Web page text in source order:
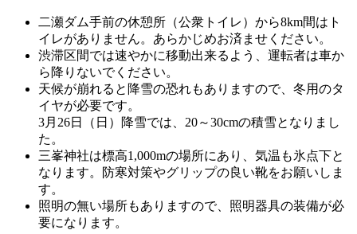
二瀬ダム手前の休憩所（公衆トイレ）から8km間はト
イレがありません。あらかじめお済ませください。
渋滞区間では速やかに移動出来るよう、運転者は車か
ら降りないでください。
天候が崩れると降雪の恐れもありますので、冬用のタ
イヤが必要です。
3月26日（日）降雪では、20～30cmの積雪となりまし
た。
三峯神社は標高1,000mの場所にあり、気温も氷点下と
なります。防寒対策やグリップの良い靴をお願いしま
す。
照明の無い場所もありますので、照明器具の装備が必
要になります。